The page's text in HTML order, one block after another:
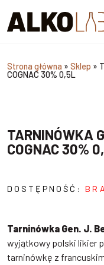
Strona główna » Sklep »
COGNAC 30% 0,5L
TARNINÓWKA
COGNAC 30%
DOSTĘPNOŚĆ:
Tarninówka Gen. J.
wyjątkowy polski likier
tarninówkę z